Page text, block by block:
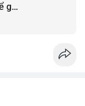
Bí quyết săn job điện - điện tử xịn xò để gia tăng thu nhập ⚡